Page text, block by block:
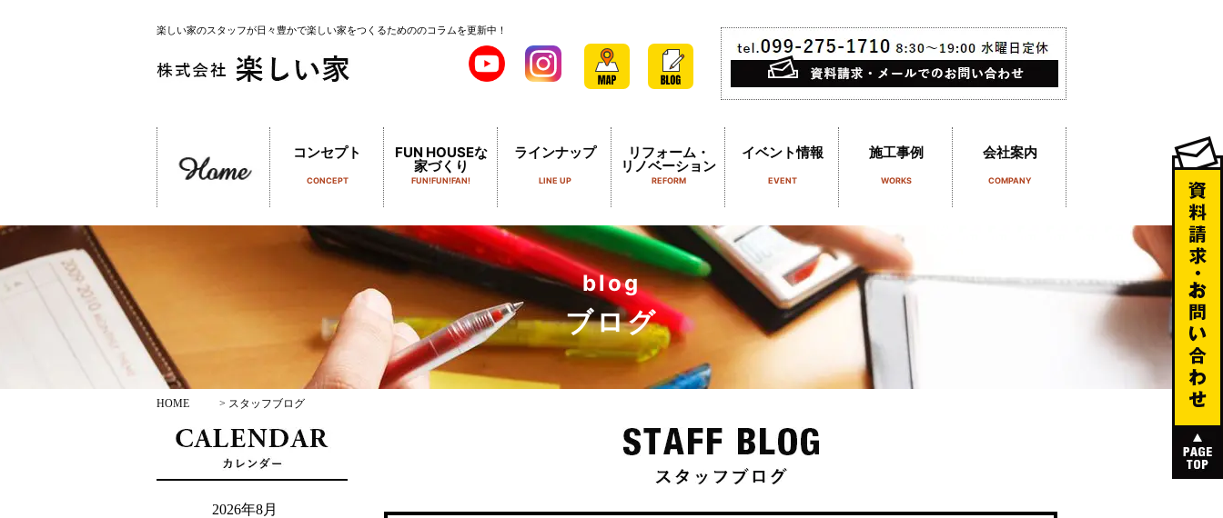
楽しい家のスタッフが日々豊かで楽しい家をつくるためののコラムを更新中！
コンセプト
CONCEPT
FUN HOUSEな
家づくり
FUN!FUN!FAN!
ラインナップ
LINE UP
リフォーム・
リノベーション
REFORM
イベント情報
EVENT
施工事例
WORKS
会社案内
COMPANY
blog
ブログ
HOME > スタッフブログ
2026年8月